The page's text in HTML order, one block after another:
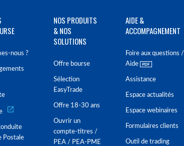
nous ?
Postale
NOS PRODUITS
& NOS
SOLUTIONS
Offre bourse
Sélection
EasyTrade
Offre 18-30 ans
Ouvrir un
compte-titres /
PEA / PEA-PME
AIDE &
ACCOMPAGNEMENT
Foire aux questions /
Aide
Assistance
Espace actualités
Espace webinaires
Formulaires clients
Outil de trading